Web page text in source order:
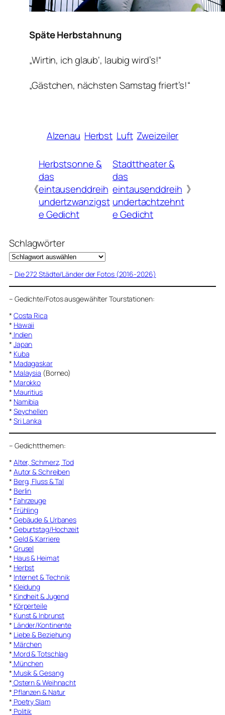
Späte Herbstahnung
„Wirtin, ich glaub‘, laubig wird’s!“
„Gästchen, nächsten Samstag friert’s!“
Alzenau Herbst Luft Zweizeiler
《
Herbstsonne &
das
eintausenddreih
undertzwanzigst
e Gedicht
Stadttheater &
das
eintausenddreih
undertachtzehnt
e Gedicht
》
Schlagwörter
– Die 272 Städte/Länder der Fotos (2016-2026)
– Gedichte/Fotos ausgewählter Tourstationen:
* Costa Rica
* Hawaii
* Indien
* Japan
* Kuba
* Madagaskar
* Malaysia (Borneo)
* Marokko
* Mauritius
* Namibia
* Seychellen
* Sri Lanka
– Gedichtthemen:
* Alter, Schmerz, Tod
* Autor & Schreiben
* Berg, Fluss & Tal
* Berlin
* Fahrzeuge
* Frühling
* Gebäude & Urbanes
* Geburtstag/Hochzeit
* Geld & Karriere
* Grusel
* Haus & Heimat
* Herbst
* Internet & Technik
* Kleidung
* Kindheit & Jugend
* Körperteile
* Kunst & Inbrunst
* Länder/Kontinente
* Liebe & Beziehung
* Märchen
* Mord & Totschlag
* München
* Musik & Gesang
* Ostern & Weihnacht
* Pflanzen & Natur
* Poetry Slam
* Politik